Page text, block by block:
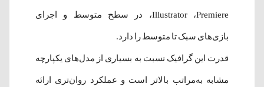
،Illustrator ،Premiere در سطح متوسط و اجرای
بازی‌های سبک تا متوسط را دارد.
قدرت این گرافیک نسبت به بسیاری از مدل‌های یکپارچه
مشابه به‌مراتب بالاتر است و عملکرد روان‌تری ارائه